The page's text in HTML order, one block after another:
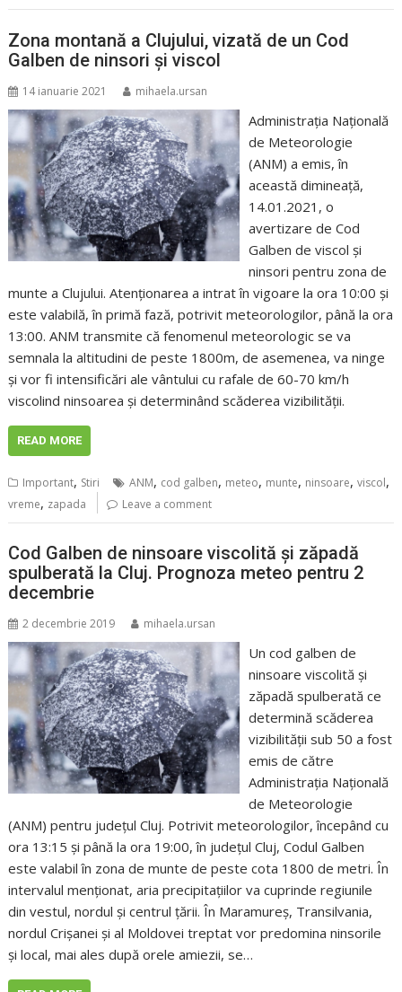
Zona montană a Clujului, vizată de un Cod
Galben de ninsori și viscol
14 ianuarie 2021 mihaela.ursan
Administrația Națională
de Meteorologie
(ANM) a emis, în
această dimineață,
14.01.2021, o
avertizare de Cod
Galben de viscol și
ninsori pentru zona de
munte a Clujului. Atenționarea a intrat în vigoare la ora 10:00 și
este valabilă, în primă fază, potrivit meteorologilor, până la ora
13:00. ANM transmite că fenomenul meteorologic se va
semnala la altitudini de peste 1800m, de asemenea, va ninge
și vor fi intensificări ale vântului cu rafale de 60-70 km/h
viscolind ninsoarea și determinând scăderea vizibilității.
READ MORE
Important, Stiri ANM, cod galben, meteo, munte, ninsoare,viscol,
vreme, zapada Leave a comment
Cod Galben de ninsoare viscolită și zăpadă
spulberată la Cluj. Prognoza meteo pentru 2
decembrie
2 decembrie 2019 mihaela.ursan
Un cod galben de
ninsoare viscolită și
zăpadă spulberată ce
determină scăderea
vizibilităţii sub 50 a fost
emis de către
Administrația Națională
de Meteorologie
(ANM) pentru județul Cluj. Potrivit meteorologilor, începând cu
ora 13:15 și până la ora 19:00, în județul Cluj, Codul Galben
este valabil în zona de munte de peste cota 1800 de metri. În
intervalul menționat, aria precipitațiilor va cuprinde regiunile
din vestul, nordul și centrul țării. În Maramureș, Transilvania,
nordul Crișanei și al Moldovei treptat vor predomina ninsorile
și local, mai ales după orele amiezii, se…